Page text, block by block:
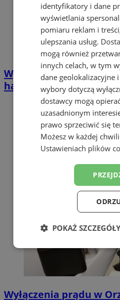
Wyłączenia prądu w
harmonogram
Wyłączenia prądu w
identyfikatory i dane
wyświetlania
pomiaru reklam i
ulepszania usług.
mogą również
innych celach, w tym
dane geolokalizacyjne
wybory dotyczą
dostawcy mogą
uzasadnionym
prawo sprzeciwić się
Możesz w każdej
Ustawieniach plików
POKAŻ SZCZEGÓŁY
Niezbędne